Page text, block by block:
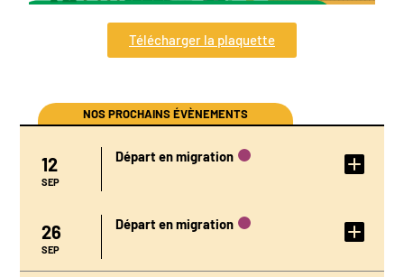
Télécharger la plaquette
NOS PROCHAINS ÉVÈNEMENTS
12
SEP
Départ en migration
DÉTAIL DE
L'ÉVÉNEMENT
26
SEP
Départ en migration
DÉTAIL DE
L'ÉVÉNEMENT